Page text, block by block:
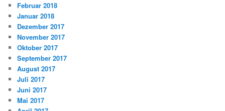
Februar 2018
Januar 2018
Dezember 2017
November 2017
Oktober 2017
September 2017
August 2017
Juli 2017
Juni 2017
Mai 2017